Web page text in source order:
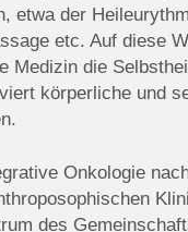
etwa der
etc. Auf diese
Medizin die
körperliche und
Onkologie
des